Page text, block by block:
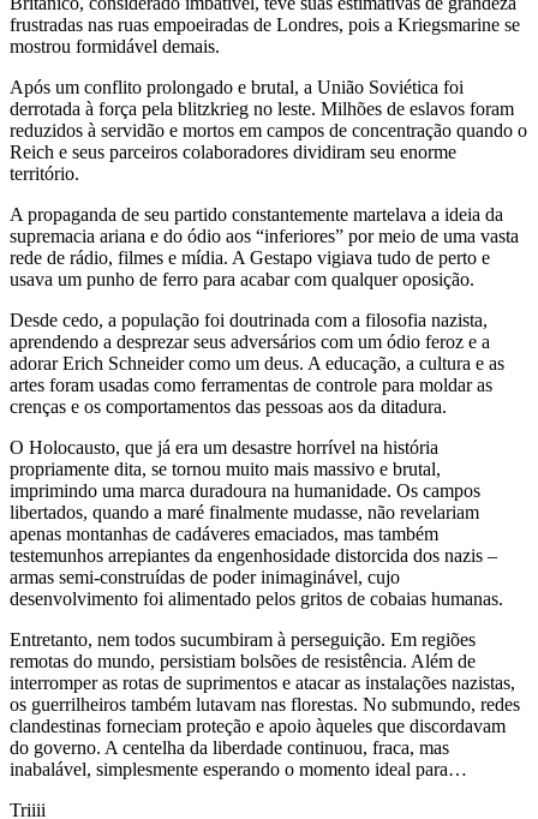
frustradas nas ruas empoeiradas de Londres, pois a Kriegsmarine se
mostrou formidável demais.
Após um conflito prolongado e brutal, a União Soviética foi
derrotada à força pela blitzkrieg no leste. Milhões de eslavos foram
reduzidos à servidão e mortos em campos de concentração quando o
Reich e seus parceiros colaboradores dividiram seu enorme
território.
A propaganda de seu partido constantemente martelava a ideia da
supremacia ariana e do ódio aos “inferiores” por meio de uma vasta
rede de rádio, filmes e mídia. A Gestapo vigiava tudo de perto e
usava um punho de ferro para acabar com qualquer oposição.
Desde cedo, a população foi doutrinada com a filosofia nazista,
aprendendo a desprezar seus adversários com um ódio feroz e a
adorar Erich Schneider como um deus. A educação, a cultura e as
artes foram usadas como ferramentas de controle para moldar as
crenças e os comportamentos das pessoas aos da ditadura.
O Holocausto, que já era um desastre horrível na história
propriamente dita, se tornou muito mais massivo e brutal,
imprimindo uma marca duradoura na humanidade. Os campos
libertados, quando a maré finalmente mudasse, não revelariam
apenas montanhas de cadáveres emaciados, mas também
testemunhos arrepiantes da engenhosidade distorcida dos nazis –
armas semi-construídas de poder inimaginável, cujo
desenvolvimento foi alimentado pelos gritos de cobaias humanas.
Entretanto, nem todos sucumbiram à perseguição. Em regiões
remotas do mundo, persistiam bolsões de resistência. Além de
interromper as rotas de suprimentos e atacar as instalações nazistas,
os guerrilheiros também lutavam nas florestas. No submundo, redes
clandestinas forneciam proteção e apoio àqueles que discordavam
do governo. A centelha da liberdade continuou, fraca, mas
inabalável, simplesmente esperando o momento ideal para…
Triiii